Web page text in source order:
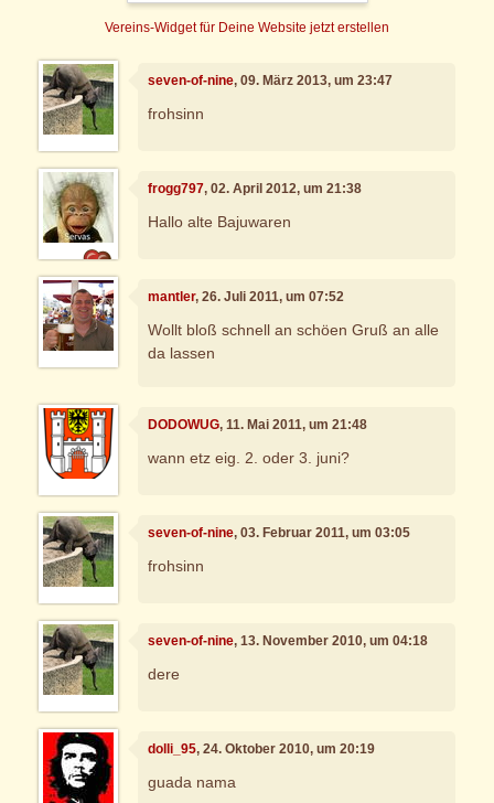
Vereins-Widget für Deine Website jetzt erstellen
seven-of-nine, 09. März 2013, um 23:47
frohsinn
frogg797, 02. April 2012, um 21:38
Hallo alte Bajuwaren
mantler, 26. Juli 2011, um 07:52
Wollt bloß schnell an schöen Gruß an alle
da lassen
DODOWUG, 11. Mai 2011, um 21:48
wann etz eig. 2. oder 3. juni?
seven-of-nine, 03. Februar 2011, um 03:05
frohsinn
seven-of-nine, 13. November 2010, um 04:18
dere
dolli_95, 24. Oktober 2010, um 20:19
guada nama